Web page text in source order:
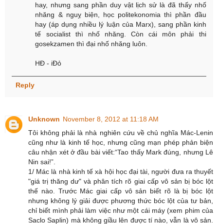
hay, nhưng sang phần duy vật lịch sử là đã thấy nhố
nhăng & nguỵ biện, học politekonomia thì phần đầu
hay (áp dụng nhiều lý luận của Marx), sang phần kinh
tế socialist thì nhố nhăng. Còn cái môn phải thi
gosekzamen thì đại nhố nhăng luôn.
HĐ - iĐỏ
Reply
Unknown November 8, 2012 at 11:18 AM
Tôi không phải là nhà nghiên cứu về chủ nghĩa Mác-Lenin
cũng như là kinh tế học, nhưng cũng mạn phép phản biện
câu nhận xét ở đầu bài viết:“Tao thấy Mark đúng, nhưng Lê
Nin sai!”.
1/ Mác là nhà kinh tế xà hội học đại tài, người đưa ra thuyết
"giá trị thăng dư" và phân tích rõ giai cấp vô sản bị bóc lột
thế nào. Trước Mác giai cấp vô sản biết rõ là bị bóc lột
nhưng không lý giải được phương thức bóc lột của tư bản,
chỉ biết mình phải làm việc như một cái máy (xem phim của
Saclo Saplin) mà không giầu lên được tí nào, vẫn là vô sản.